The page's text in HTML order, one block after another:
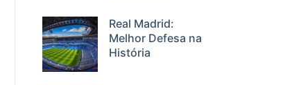
Real Madrid:
Melhor Defesa na
História